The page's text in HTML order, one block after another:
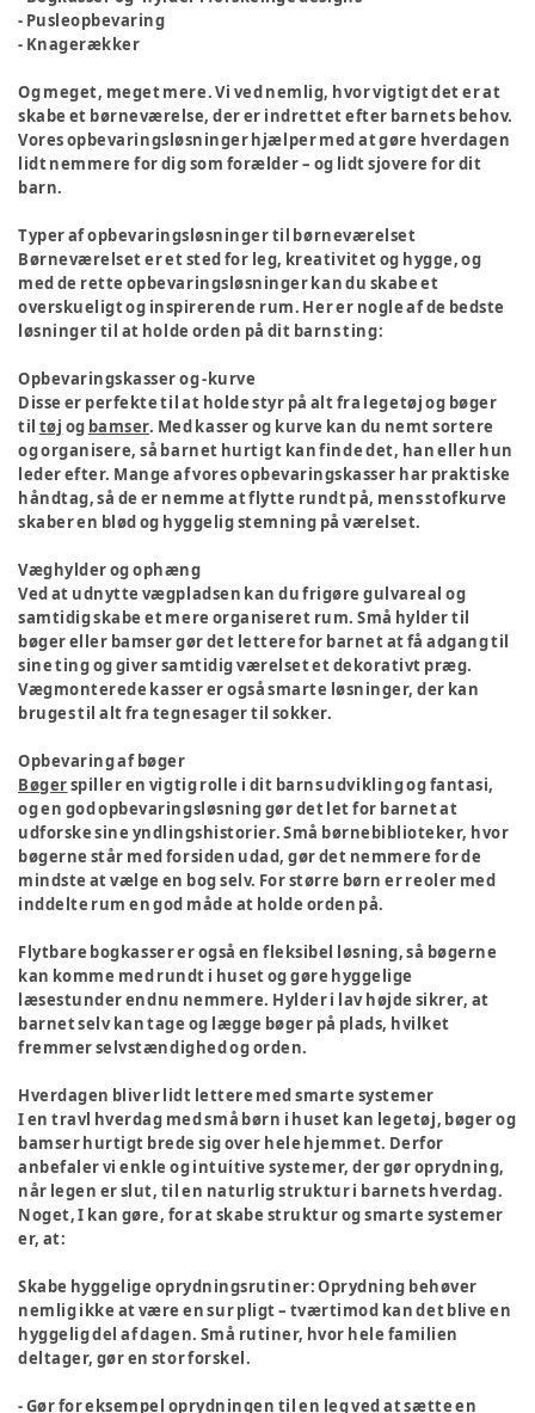
- Pusleopbevaring
- Knagerækker
Og meget, meget mere. Vi ved nemlig, hvor vigtigt det er at
skabe et børneværelse, der er indrettet efter barnets behov.
Vores opbevaringsløsninger hjælper med at gøre hverdagen
lidt nemmere for dig som forælder – og lidt sjovere for dit
barn.
Typer af opbevaringsløsninger til børneværelset
Børneværelset er et sted for leg, kreativitet og hygge, og
med de rette opbevaringsløsninger kan du skabe et
overskueligt og inspirerende rum. Her er nogle af de bedste
løsninger til at holde orden på dit barns ting:
Opbevaringskasser og -kurve
Disse er perfekte til at holde styr på alt fra legetøj og bøger
til tøj og bamser. Med kasser og kurve kan du nemt sortere
og organisere, så barnet hurtigt kan finde det, han eller hun
leder efter. Mange af vores opbevaringskasser har praktiske
håndtag, så de er nemme at flytte rundt på, mens stofkurve
skaber en blød og hyggelig stemning på værelset.
Væghylder og ophæng
Ved at udnytte vægpladsen kan du frigøre gulvareal og
samtidig skabe et mere organiseret rum. Små hylder til
bøger eller bamser gør det lettere for barnet at få adgang til
sine ting og giver samtidig værelset et dekorativt præg.
Vægmonterede kasser er også smarte løsninger, der kan
bruges til alt fra tegnesager til sokker.
Opbevaring af bøger
Bøgerspiller en vigtig rolle i dit barns udvikling og fantasi,
og en god opbevaringsløsning gør det let for barnet at
udforske sine yndlingshistorier. Små børnebiblioteker, hvor
bøgerne står med forsiden udad, gør det nemmere for de
mindste at vælge en bog selv. For større børn er reoler med
inddelte rum en god måde at holde orden på.
Flytbare bogkasser er også en fleksibel løsning, så bøgerne
kan komme med rundt i huset og gøre hyggelige
læsestunder endnu nemmere. Hylder i lav højde sikrer, at
barnet selv kan tage og lægge bøger på plads, hvilket
fremmer selvstændighed og orden.
Hverdagen bliver lidt lettere med smarte systemer
I en travl hverdag med små børn i huset kan legetøj, bøger og
bamser hurtigt brede sig over hele hjemmet. Derfor
anbefaler vi enkle og intuitive systemer, der gør oprydning,
når legen er slut, til en naturlig struktur i barnets hverdag.
Noget, I kan gøre, for at skabe struktur og smarte systemer
er, at:
Skabe hyggelige oprydningsrutiner: Oprydning behøver
nemlig ikke at være en sur pligt – tværtimod kan det blive en
hyggelig del af dagen. Små rutiner, hvor hele familien
deltager, gør en stor forskel.
- Gør for eksempel oprydningen til en leg ved at sætte en